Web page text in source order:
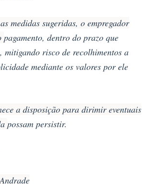
medidas sugeridas, o empregador
pagamento, dentro do prazo que
mitigando risco de recolhimentos a
mediante os valores por ele
a disposição para dirimir eventuais
possam persistir.